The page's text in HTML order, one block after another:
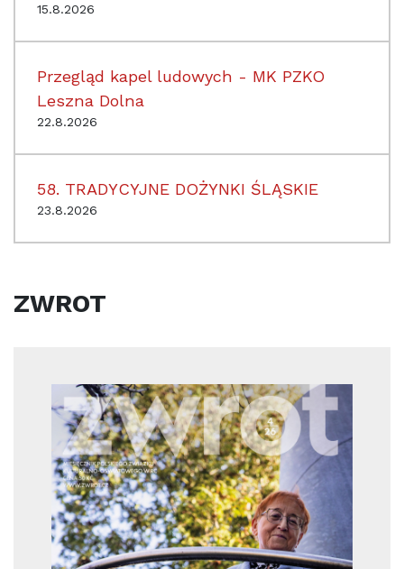
15.8.2026
Przegląd kapel ludowych - MK PZKO
Leszna Dolna
22.8.2026
58. TRADYCYJNE DOŻYNKI ŚLĄSKIE
23.8.2026
ZWROT